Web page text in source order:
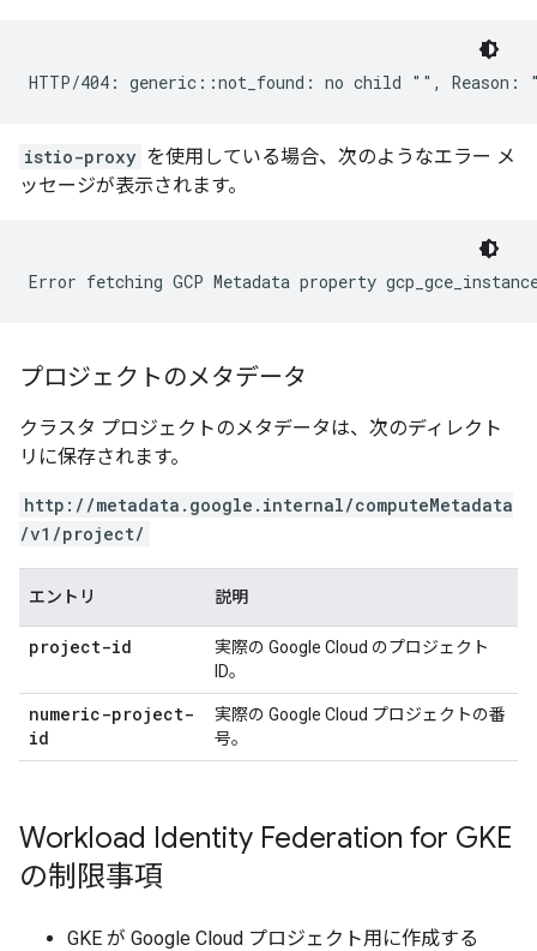
istio-proxy を使用している場合、次のようなエラー メ
ッセージが表示されます。
Error fetching GCP Metadata property
プロジェクトのメタデータ
クラスタ プロジェクトのメタデータは、次のディレクト
リに保存されます。
http://metadata.google.internal/computeMetadata
/v1/project/
エントリ 説明
project-id
実際の Google Cloud のプロジェクト
ID。
numeric-project-
id
実際の Google Cloud プロジェクトの番
号。
Workload Identity Federation for GKE
の制限事項
GKE が Google Cloud プロジェクト用に作成する